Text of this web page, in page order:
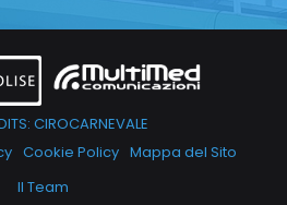
CIROCARNEVALE
Cookie Policy Mappa del Sito
Il Team